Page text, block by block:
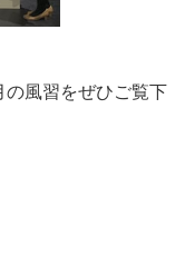
風習をぜひご覧下